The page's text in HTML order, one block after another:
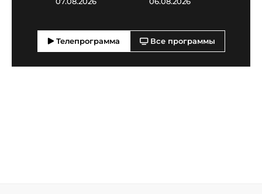
Телепрограмма Все программы